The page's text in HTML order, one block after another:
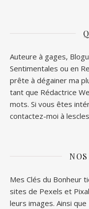
Auteure à gages,
Sentimentales ou en
prête à dégainer ma
tant que Rédactrice
mots. Si vous êtes
contactez-moi à
Mes Clés du Bonheur
sites de Pexels et
leurs images. Ainsi que